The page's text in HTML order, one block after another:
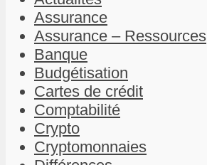
Assurance
Assurance – Ressources
Banque
Budgétisation
Cartes de crédit
Comptabilité
Crypto
Cryptomonnaies